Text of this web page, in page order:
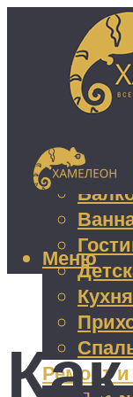
Дизайн
Кухня
Ремонт
Меню